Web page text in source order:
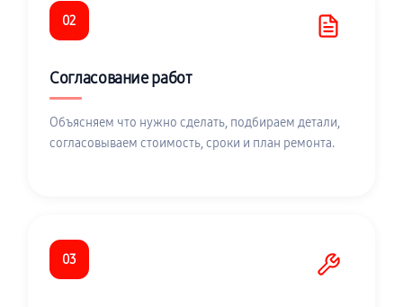
02
Согласование работ
Объясняем что нужно сделать, подбираем детали,
согласовываем стоимость, сроки и план ремонта.
03